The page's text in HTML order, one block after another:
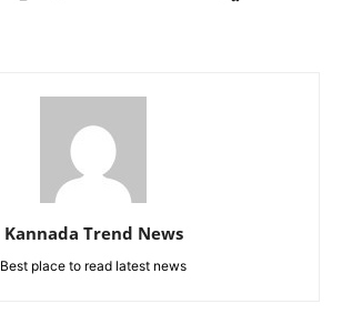
Kannada Trend News
Best place to read latest news